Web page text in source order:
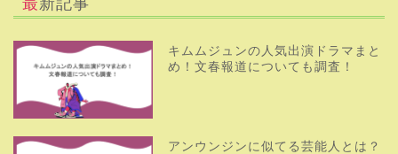
キムムジュンの人気出演ドラマまと
め！文春報道についても調査！
アンウンジンに似てる芸能人とは？